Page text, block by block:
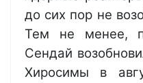
до сих пор не
Тем не менее,
Сендай
Хиросимы в